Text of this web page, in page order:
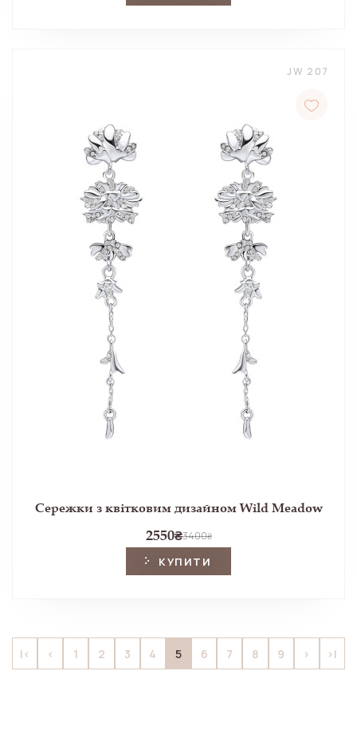
JW 207
Сережки з квітковим дизайном Wild Meadow
2550₴3400₴
КУПИТИ
|< < 1 2 3 4 5 6 7 8 9 > >|